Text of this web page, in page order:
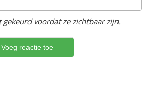
gekeurd voordat ze zichtbaar zijn.